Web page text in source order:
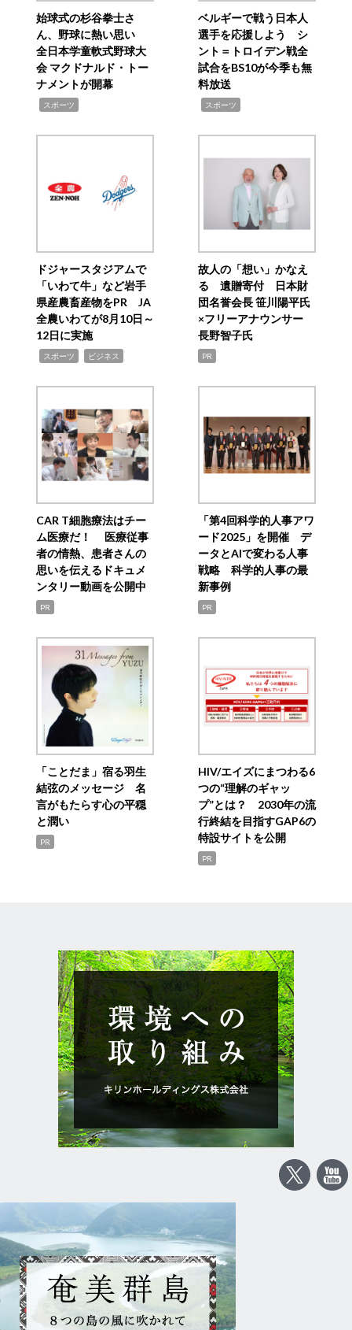
始球式の杉谷拳士さ
ん、野球に熱い思い
全日本学童軟式野球大
会 マクドナルド・トー
ナメントが開幕
スポーツ
ベルギーで戦う日本人
選手を応援しよう シ
ント＝トロイデン戦全
試合をBS10が今季も無
料放送
スポーツ
ドジャースタジアムで
「いわて牛」など岩手
県産農畜産物をPR JA
全農いわてが8月10日～
12日に実施
スポーツ ビジネス
故人の「想い」かなえ
る 遺贈寄付 日本財
団名誉会長 笹川陽平氏
×フリーアナウンサー
長野智子氏
PR
CAR T細胞療法はチー
ム医療だ！ 医療従事
者の情熱、患者さんの
思いを伝えるドキュメ
ンタリー動画を公開中
PR
「第4回科学的人事アワ
ード2025」を開催 デ
ータとAIで変わる人事
戦略 科学的人事の最
新事例
PR
「ことだま」宿る羽生
結弦のメッセージ 名
言がもたらす心の平穏
と潤い
PR
HIV/エイズにまつわる6
つの“理解のギャッ
プ”とは？ 2030年の流
行終結を目指すGAP6の
特設サイトを公開
PR